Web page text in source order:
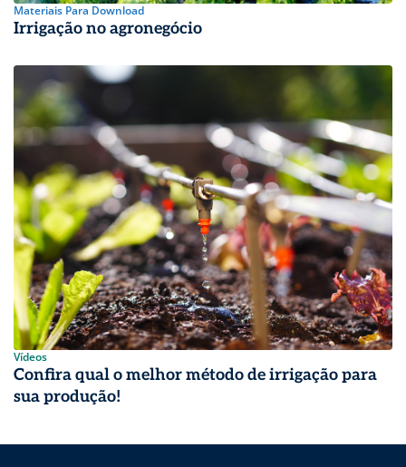
Materiais Para Download
Irrigação no agronegócio
Vídeos
Confira qual o melhor método de irrigação para
sua produção!